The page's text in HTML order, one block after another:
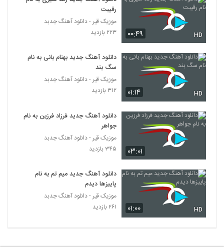
۰۰:۴۹ HD
رقیبت
موزیک قیر - دانلود آهنگ جدبد
۲۲۳ بازدید
۰۱:۱۴ HD
دانلود آهنگ جدید بهنام بانی به نام
سگ بند
موزیک قیر - دانلود آهنگ جدبد
۳۱۲ بازدید
۰۳:۰۱
دانلود آهنگ جدید فرزاد فرزین به نام
جواهر
موزیک قیر - دانلود آهنگ جدبد
۳۴۵ بازدید
۰۱:۰۰ HD
دانلود آهنگ جدید میم تم به نام
پاییزها دیدم
موزیک قیر - دانلود آهنگ جدبد
۲۶۱ بازدید